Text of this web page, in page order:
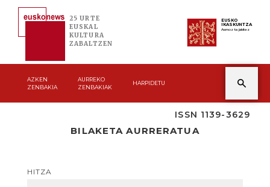
25 URTE
EUSKAL
KULTURA
ZABALTZEN
EUSKO
IKASKUNTZA
Asmoz ta jakitez
AZKEN
ZENBAKIA
AURREKO
ZENBAKIAK
HARPIDETU
ISSN 1139-3629
BILAKETA AURRERATUA
HITZA